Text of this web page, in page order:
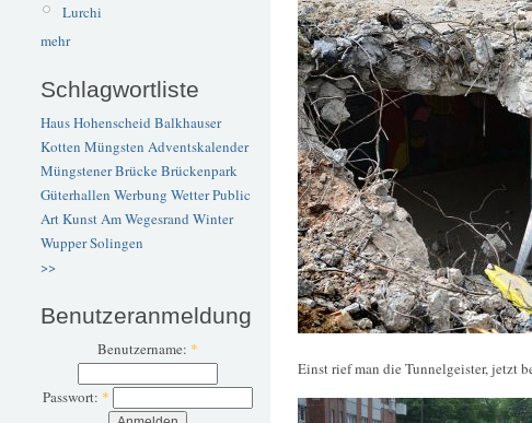
Lurchi
mehr
Schlagwortliste
Haus Hohenscheid Balkhauser
Kotten Müngsten Adventskalender
Müngstener BrückeBrückenpark
Güterhallen Werbung WetterPublic
ArtKunstAm Wegesrand Winter
WupperSolingen
>>
Benutzeranmeldung
Benutzername: *
Passwort: *
Einst rief man die Tunnelgeister, jetzt